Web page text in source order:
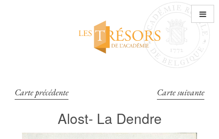
Carte précédente Carte suivante
Alost- La Dendre